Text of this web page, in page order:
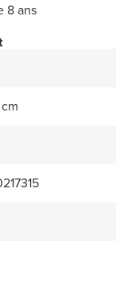
8 ans